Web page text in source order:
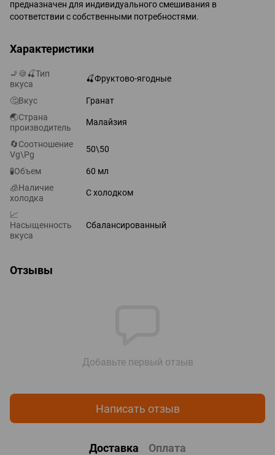
предназначен для индивидуального смешивания в
соответствии с собственными потребностями.
Характеристики
🚬🍪🍒Тип
вкуса
🍒Фруктово-ягодные
🤔Вкус
Гранат
🌏Страна
производитель
Малайзия
🔄Соотношение
Vg\Pg
50\50
🧪Объем
60 мл
🧊Наличие
холодка
С холодком
📈
Насыщенность
вкуса
Сбалансированный
Отзывы
Добавьте первый отзыв
Написать отзыв
Доставка Оплата